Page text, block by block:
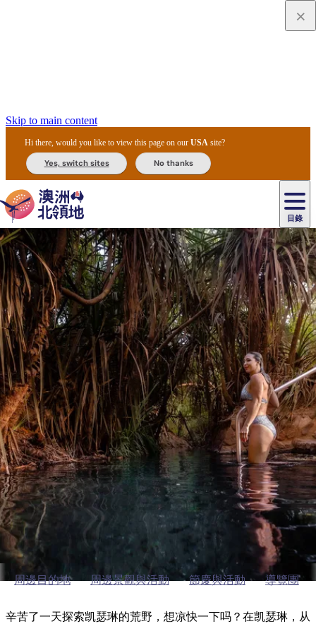
Skip to main content
Hi there, would you like to view this page on ourUSA site?
Yes, switch sites No thanks
目錄
主
目
錄
必
訪
景
點
最
受
歡
迎
目
的
地
內
戶
外
達
爾
文
愛
麗
斯
泉
烏
魯
魯
卡
卡
杜
國
家
公
園
李
治
菲
特
國
家
公
園
瓦
塔
卡
國
家
公
園
提
維
群
島
東
阿
納
姆
地
馬
塔
蘭
卡
溫
泉
池
尼
特
米
魯
克
國
家
公
園
卡
魯
卡
魯
/
魔
鬼
大
理
石
保
護
馬
古
克
瀑
布
茨
奧
里
查
/
西
麥
克
唐
納
國
公
園
必
玩
體
驗
旅
客
類
型
推
薦
榜
單
民
化
體
驗
美
食
攻
略
節
慶
與
活
動
戶
外
和
探
險
自
然
和
野
生
動
植
物
歷
史
與
文
物
釣
魚
豪
華
旅
游
露
營
和
豪
華
野
營
自
駕
遊
規
劃
和
預
訂
實
用
資
訊
住
宿
導
覽
團
租
和
交
通
工
具
凯瑟琳的户外活动
凯瑟琳的游泳活动
周邊目的地 周邊景觀與活動 節慶與活動 導覽團
辛苦了一天探索凯瑟琳的荒野，想凉快一下吗？在凯瑟琳，从